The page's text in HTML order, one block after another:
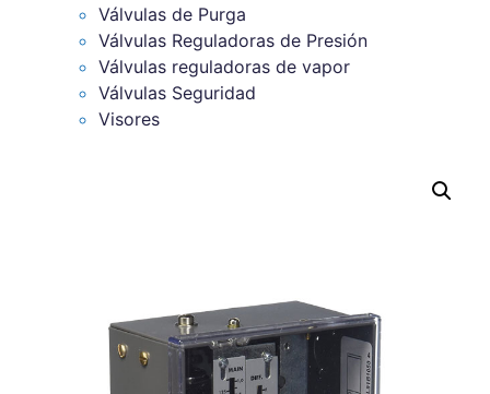
Válvulas de Purga
Válvulas Reguladoras de Presión
Válvulas reguladoras de vapor
Válvulas Seguridad
Visores